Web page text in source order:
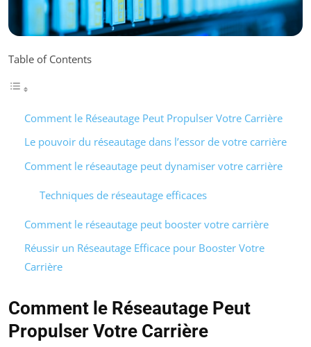
Table of Contents
Comment le Réseautage Peut Propulser Votre Carrière
Le pouvoir du réseautage dans l’essor de votre carrière
Comment le réseautage peut dynamiser votre carrière
Techniques de réseautage efficaces
Comment le réseautage peut booster votre carrière
Réussir un Réseautage Efficace pour Booster Votre
Carrière
Comment le Réseautage Peut
Propulser Votre Carrière